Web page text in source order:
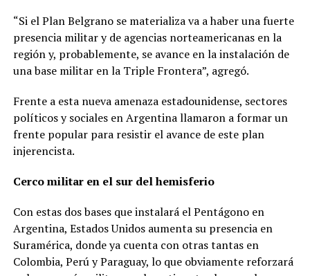
“Si el Plan Belgrano se materializa va a haber una fuerte
presencia militar y de agencias norteamericanas en la
región y, probablemente, se avance en la instalación de
una base militar en la Triple Frontera”, agregó.
Frente a esta nueva amenaza estadounidense, sectores
políticos y sociales en Argentina llamaron a formar un
frente popular para resistir el avance de este plan
injerencista.
Cerco militar en el sur del hemisferio
Con estas dos bases que instalará el Pentágono en
Argentina, Estados Unidos aumenta su presencia en
Suramérica, donde ya cuenta con otras tantas en
Colombia, Perú y Paraguay, lo que obviamente reforzará